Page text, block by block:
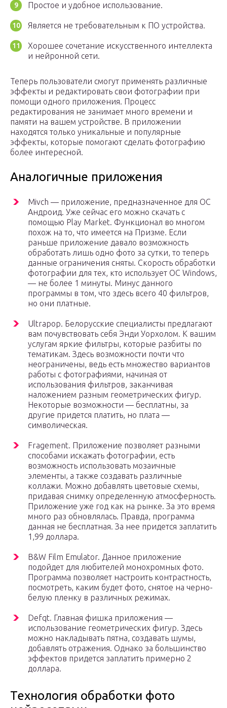
Простое и удобное использование.
Является не требовательным к ПО устройства.
Хорошее сочетание искусственного интеллекта
и нейронной сети.
Теперь пользователи смогут применять различные
эффекты и редактировать свои фотографии при
помощи одного приложения. Процесс
редактирования не занимает много времени и
памяти на вашем устройстве. В приложении
находятся только уникальные и популярные
эффекты, которые помогают сделать фотографию
более интересной.
Аналогичные приложения
Mivch — приложение, предназначенное для ОС
Андроид. Уже сейчас его можно скачать с
помощью Play Market. Функционал во многом
похож на то, что имеется на Призме. Если
раньше приложение давало возможность
обработать лишь одно фото за сутки, то теперь
данные ограничения сняты. Скорость обработки
фотографии для тех, кто использует ОС Windows,
— не более 1 минуты. Минус данного
программы в том, что здесь всего 40 фильтров,
но они платные.
Ultrapop. Белорусские специалисты предлагают
вам почувствовать себя Энди Уорхолом. К вашим
услугам яркие фильтры, которые разбиты по
тематикам. Здесь возможности почти что
неограничены, ведь есть множество вариантов
работы с фотографиями, начиная от
использования фильтров, заканчивая
наложением разным геометрических фигур.
Некоторые возможности — бесплатны, за
другие придется платить, но плата —
символическая.
Fragement. Приложение позволяет разными
способами искажать фотографии, есть
возможность использовать мозаичные
элементы, а также создавать различные
коллажи. Можно добавлять цветовые схемы,
придавая снимку определенную атмосферность.
Приложение уже год как на рынке. За это время
много раз обновлялась. Правда, программа
данная не бесплатная. За нее придется заплатить
1,99 доллара.
B&W Film Emulator. Данное приложение
подойдет для любителей монохромных фото.
Программа позволяет настроить контрастность,
посмотреть, каким будет фото, снятое на черно-
белую пленку в различных режимах.
Defqt. Главная фишка приложения —
использование геометрических фигур. Здесь
можно накладывать пятна, создавать шумы,
добавлять отражения. Однако за большинство
эффектов придется заплатить примерно 2
доллара.
Технология обработки фото